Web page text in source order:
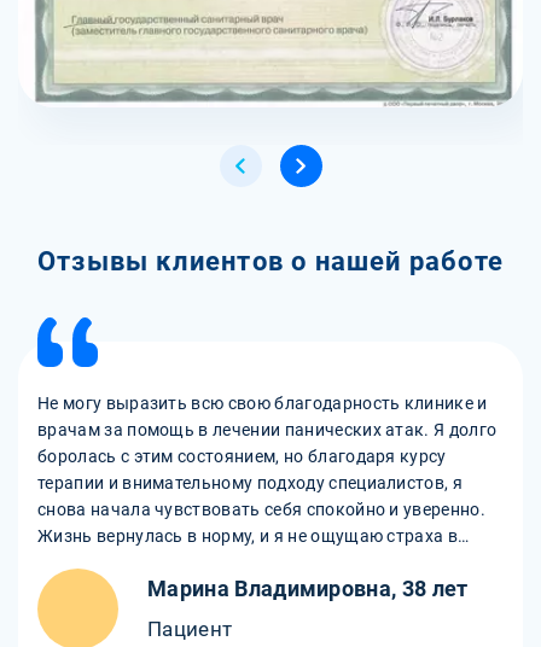
Отзывы клиентов о нашей работе
Не могу выразить всю свою благодарность клинике и
врачам за помощь в лечении панических атак. Я долго
боролась с этим состоянием, но благодаря курсу
терапии и внимательному подходу специалистов, я
снова начала чувствовать себя спокойно и уверенно.
Жизнь вернулась в норму, и я не ощущаю страха в
Марина Владимировна, 38 лет
Пациент